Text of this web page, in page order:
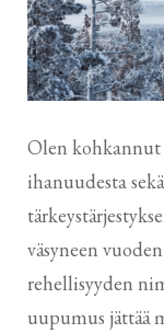
Olen kohkannut
ihanuudesta
väsyneen
rehellisyyden
uupumus jättää